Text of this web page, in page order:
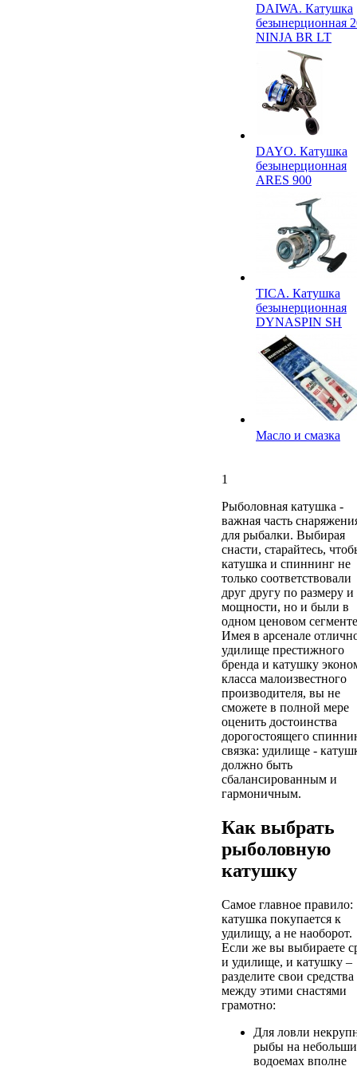
DAIWA. Катушка
безынерционная
NINJA BR LT
DAYO. Катушка
безынерционная
ARES 900
TICA. Катушка
безынерционная
DYNASPIN SH
Масло и смазка
1
Рыболовная катушка -
важная часть
для рыбалки. Выбирая
снасти, старайтесь,
катушка и спиннинг не
только соответствовали
друг другу по размеру и
мощности, но и были в
одном ценовом
Имея в арсенале
удилище престижного
бренда и катушку
класса малоизвестного
производителя, вы не
сможете в полной мере
оценить достоинства
дорогостоящего
связка: удилище -
должно быть
сбалансированным и
гармоничным.
Как выбрать
рыболовную
катушку
Самое главное правило:
катушка покупается к
удилищу, а не наоборот.
Если же вы выбираете
и удилище, и катушку –
разделите свои средства
между этими снастями
грамотно:
Для ловли
рыбы на
водоемах вполне